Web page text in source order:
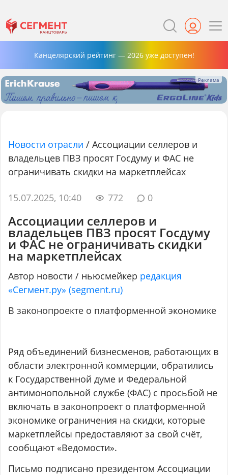
Канцелярский рейтинг — 2026 уже доступен!
Новости отрасли / Ассоциации селлеров и
владельцев ПВЗ просят Госдуму и ФАС не
ограничивать скидки на маркетплейсах
15.07.2025, 10:40 772 0
Ассоциации селлеров и
владельцев ПВЗ просят Госдуму
и ФАС не ограничивать скидки
на маркетплейсах
Автор новости / ньюсмейкер редакция
«Сегмент.ру» (segment.ru)
В законопроекте о платформенной экономике
Ряд объединений бизнесменов, работающих в
области электронной коммерции, обратились
к Государственной думе и Федеральной
антимонопольной службе (ФАС) с просьбой не
включать в законопроект о платформенной
экономике ограничения на скидки, которые
маркетплейсы предоставляют за свой счёт,
сообщают «Ведомости».
Письмо подписано президентом Ассоциации